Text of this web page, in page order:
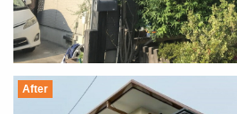
After